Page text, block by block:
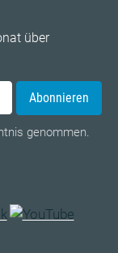
über
Abonnieren
genommen.